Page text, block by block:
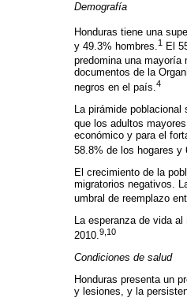
Demografía
Honduras tiene una
y 49.3% hombres.1 El
predomina una mayoría
documentos de la
negros en el país. 4
La pirámide
que los adultos
económico y para el
58.8% de los hogares y
El crecimiento de la
migratorios negativos.
umbral de reemplazo
La esperanza de vida
2010. 9,10
Condiciones de salud
Honduras presenta un
y lesiones, y la